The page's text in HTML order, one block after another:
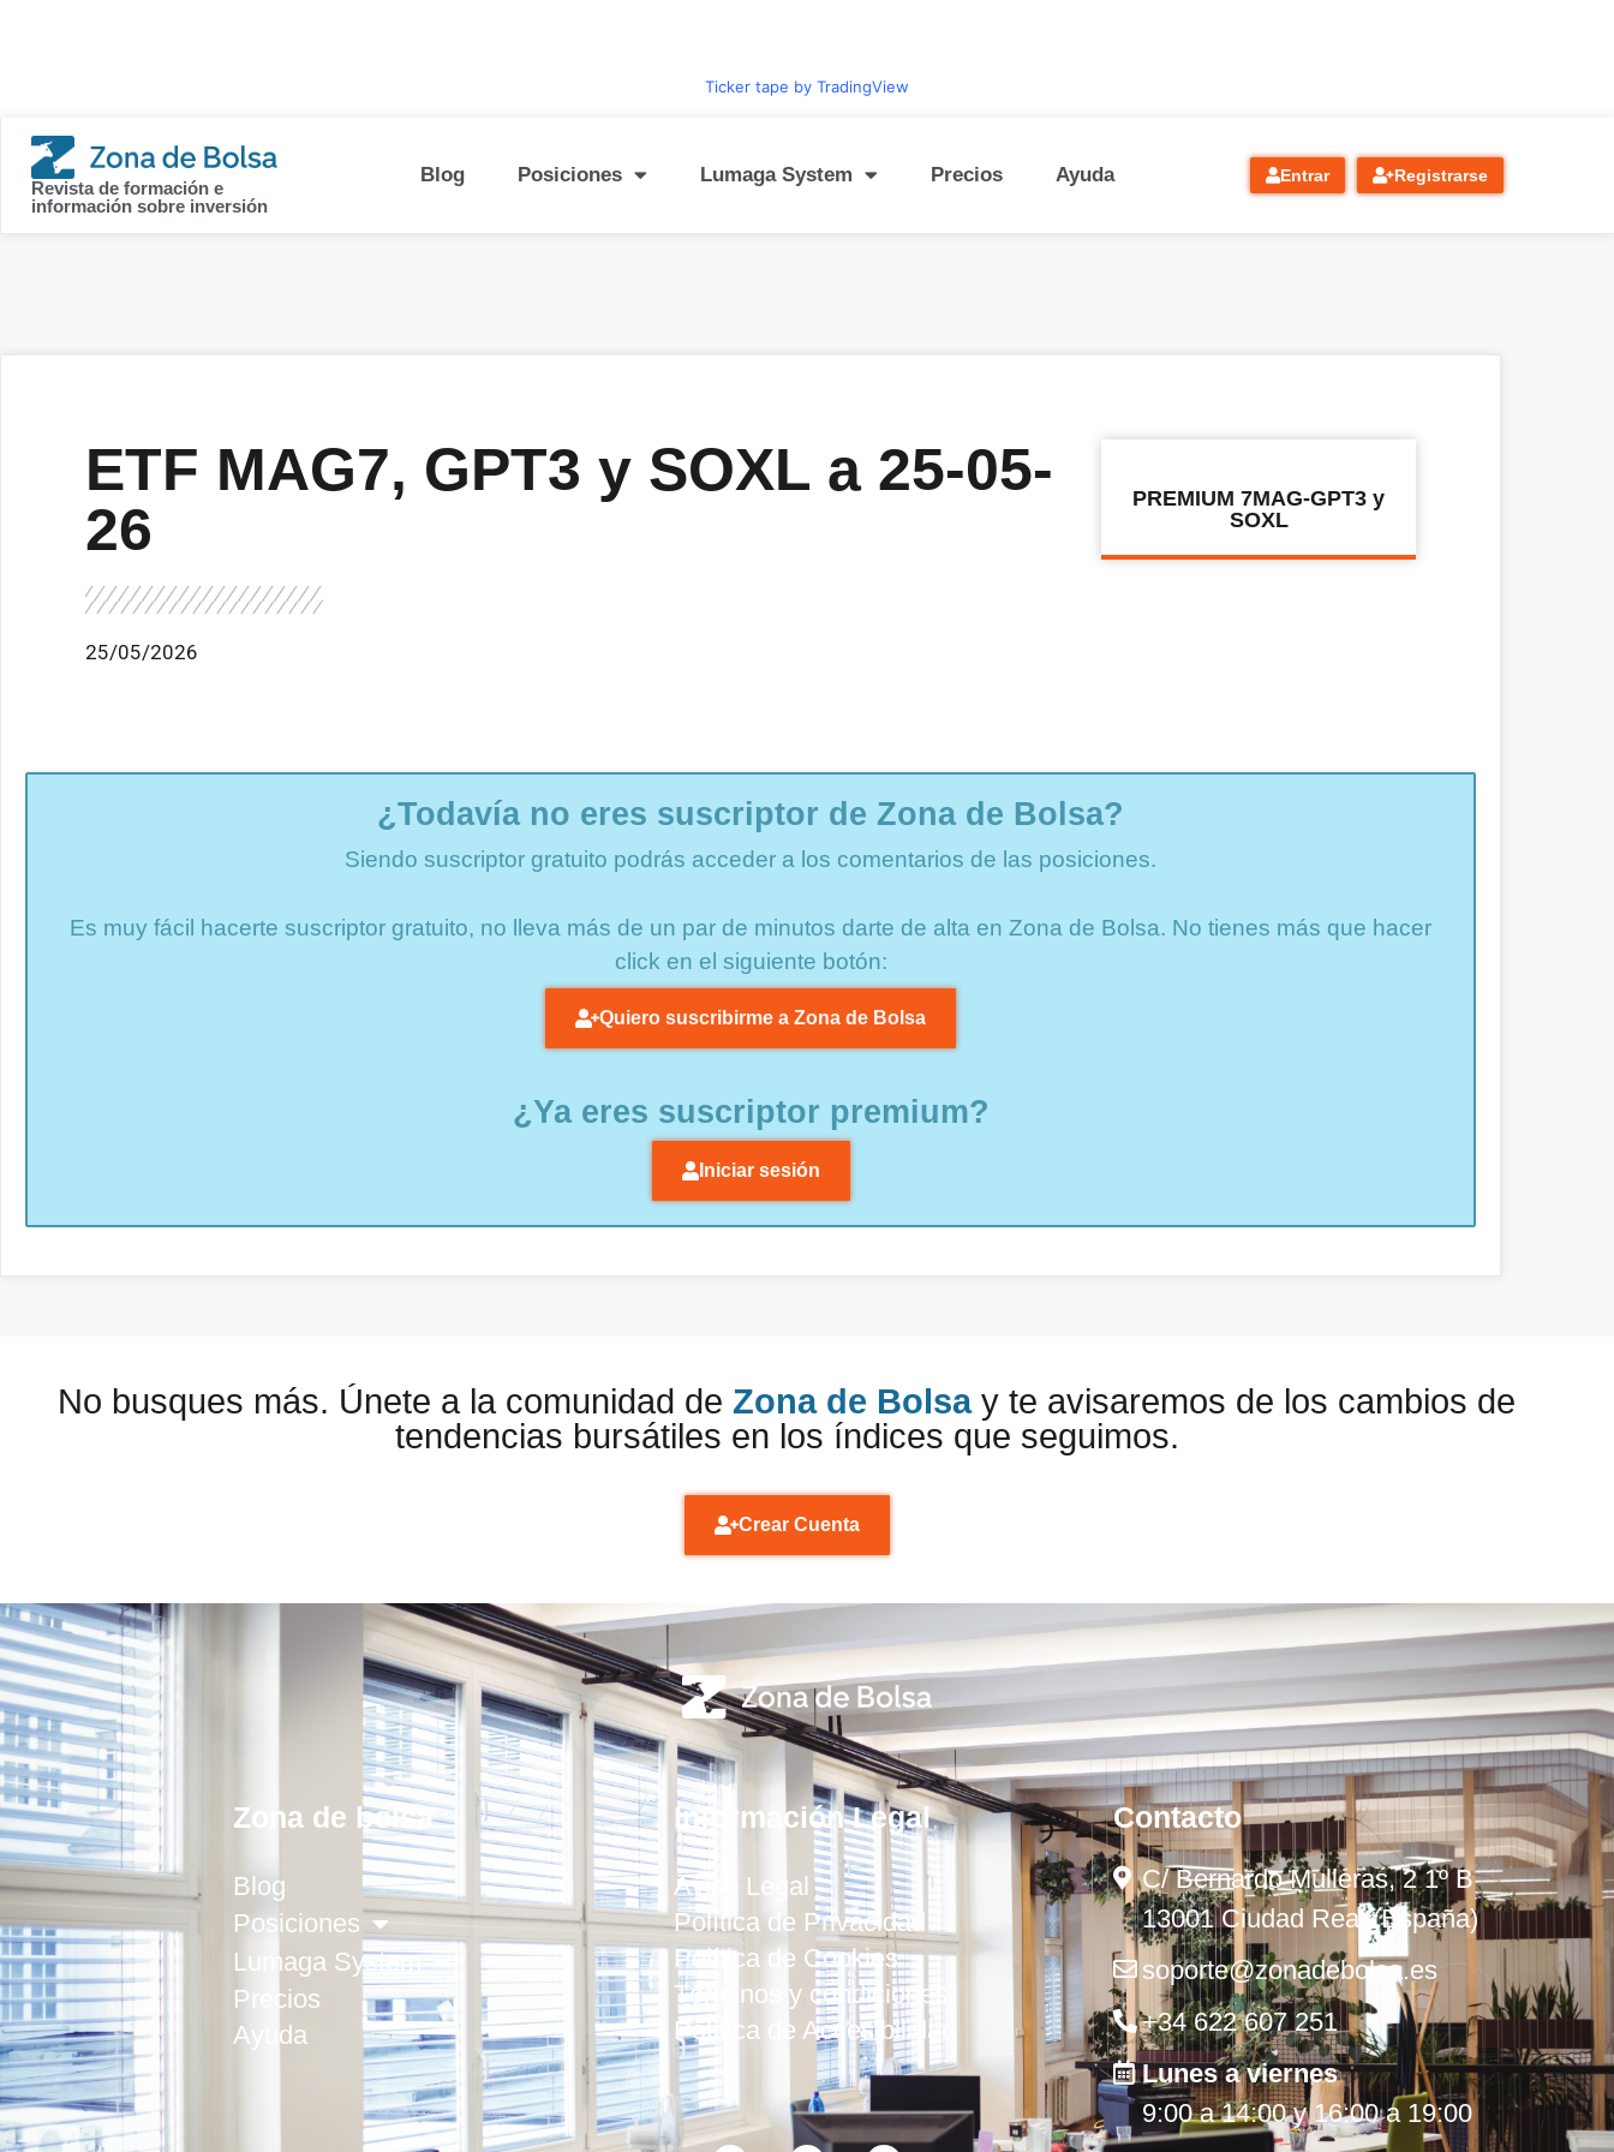
Ticker tape by TradingView
Revista de formación e
información sobre inversión
Blog Posiciones Lumaga System Precios Ayuda Entrar Registrarse
ETF MAG7, GPT3 y SOXL a 25-05-
26
25/05/2026
PREMIUM 7MAG-GPT3 y
SOXL
¿Todavía no eres suscriptor de Zona de Bolsa?
Siendo suscriptor gratuito podrás acceder a los comentarios de las posiciones.
Es muy fácil hacerte suscriptor gratuito, no lleva más de un par de minutos darte de alta en Zona de Bolsa. No tienes más que hacer
click en el siguiente botón:
Quiero suscribirme a Zona de Bolsa
¿Ya eres suscriptor premium?
Iniciar sesión
No busques más. Únete a la comunidad de Zona de Bolsay te avisaremos de los cambios de
tendencias bursátiles en los índices que seguimos.
Crear Cuenta
Zona de bolsa
Blog
Posiciones
Lumaga System
Precios
Ayuda
Información Legal
Aviso Legal
Política de Privacidad
Política de Cookies
Términos y condiciones
Política de Accesibilidad
Contacto
C/ Bernardo Mulleras, 2 1º B
13001 Ciudad Real (España)
soporte@zonadebolsa.es
+34 622 607 251
Lunes a viernes
9:00 a 14:00 y 16:00 a 19:00